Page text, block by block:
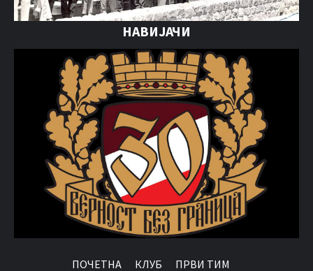
НАВИЈАЧИ
ПОЧЕТНА КЛУБ ПРВИ ТИМ